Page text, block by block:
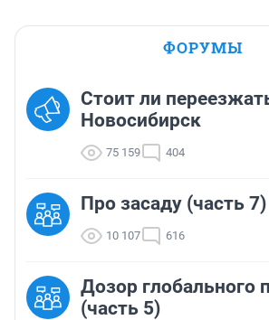
ФОРУМЫ
Стоит ли
Новосибирск
75 159 404
Про засаду (часть 7)
10 107 616
Дозор глобального
(часть 5)